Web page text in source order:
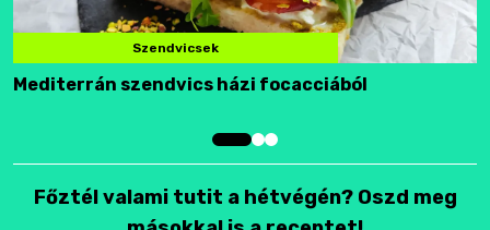
Szendvicsek
Mediterrán szendvics házi focacciából
Főztél valami tutit a hétvégén? Oszd meg